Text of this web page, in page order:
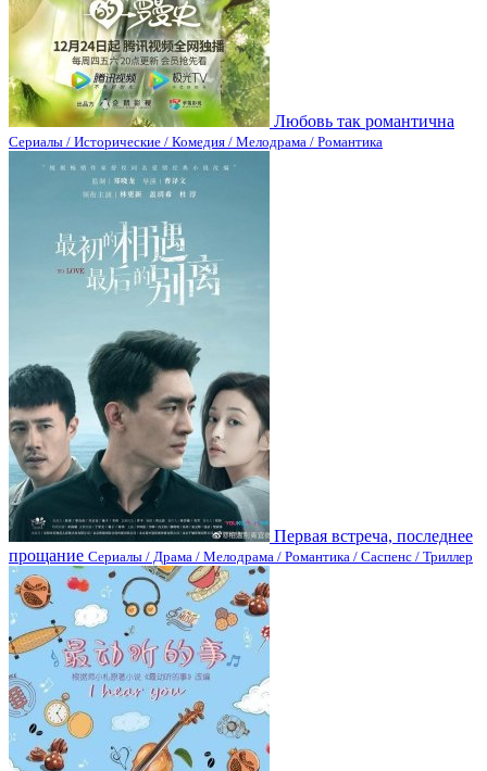
Любовь так романтична
Сериалы / Исторические / Комедия / Мелодрама / Романтика
Первая встреча, последнее
прощание Сериалы / Драма / Мелодрама / Романтика / Саспенс / Триллер